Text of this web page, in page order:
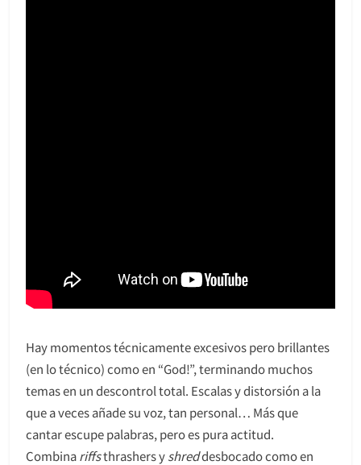
Hay momentos técnicamente excesivos pero brillantes
(en lo técnico) como en “God!”, terminando muchos
temas en un descontrol total. Escalas y distorsión a la
que a veces añade su voz, tan personal… Más que
cantar escupe palabras, pero es pura actitud.
Combinariffsthrashers yshreddesbocado como en